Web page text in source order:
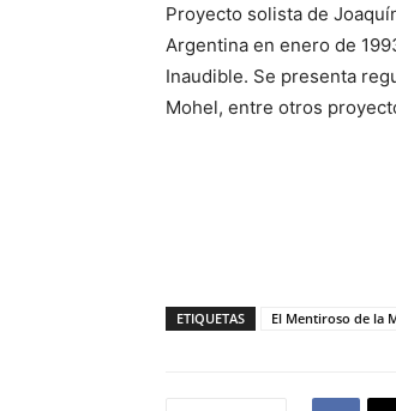
Proyecto solista de
Argentina en enero de
Inaudible. Se presenta
Mohel, entre otros
ETIQUETAS El Mentiroso de la